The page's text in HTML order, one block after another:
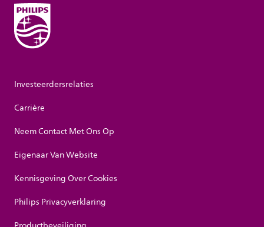
Investeerdersrelaties
Carrière
Neem Contact Met Ons Op
Eigenaar Van Website
Kennisgeving Over Cookies
Philips Privacyverklaring